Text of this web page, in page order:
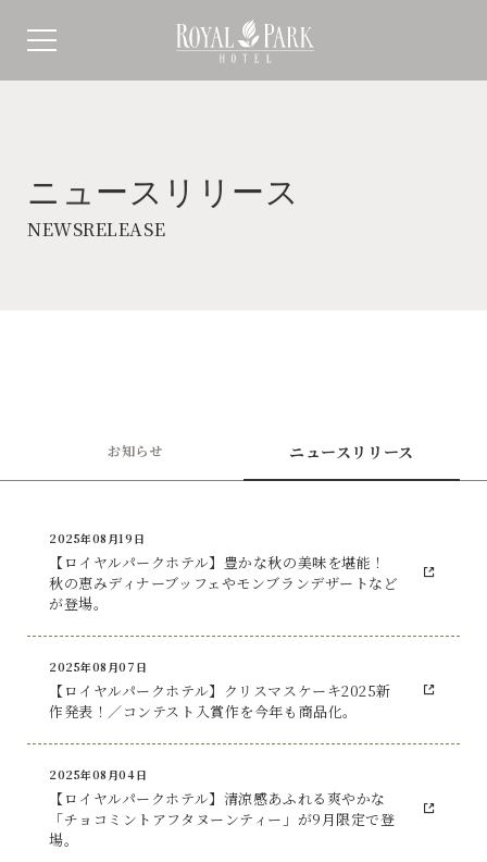
ニュースリリース
NEWSRELEASE
お知らせ ニュースリリース
2025年08月19日
【ロイヤルパークホテル】豊かな秋の美味を堪能！
秋の恵みディナーブッフェやモンブランデザートなど
が登場。
2025年08月07日
【ロイヤルパークホテル】クリスマスケーキ2025新
作発表！／コンテスト入賞作を今年も商品化。
2025年08月04日
【ロイヤルパークホテル】清涼感あふれる爽やかな
「チョコミントアフタヌーンティー」が9月限定で登
場。